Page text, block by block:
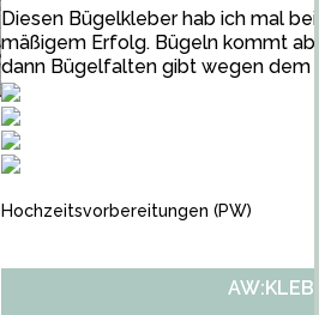
Diesen Bügelkleber hab ich mal bei
mäßigem Erfolg. Bügeln kommt
dann Bügelfalten gibt wegen dem
Hochzeitsvorbereitungen (PW)